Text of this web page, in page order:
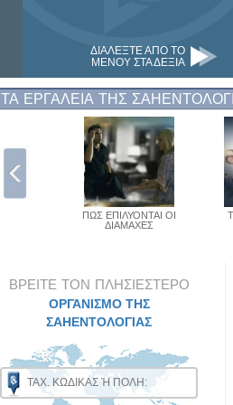
ΔΙΑΛΕΞΤΕ ΑΠΟ ΤΟ
ΜΕΝΟΥ ΣΤΑ ΔΕΞΙΑ
ΤΑ ΕΡΓΑΛΕΙΑ ΤΗΣ
ΠΩΣ ΕΠΙΛΥΟΝΤΑΙ ΟΙ
ΔΙΑΜΑΧΕΣ
ΒΡΕΙΤΕ ΤΟΝ ΠΛΗΣΙΕΣΤΕΡΟ
ΟΡΓΑΝΙΣΜΟ ΤΗΣ
ΣΑΗΕΝΤΟΛΟΓΙΑΣ